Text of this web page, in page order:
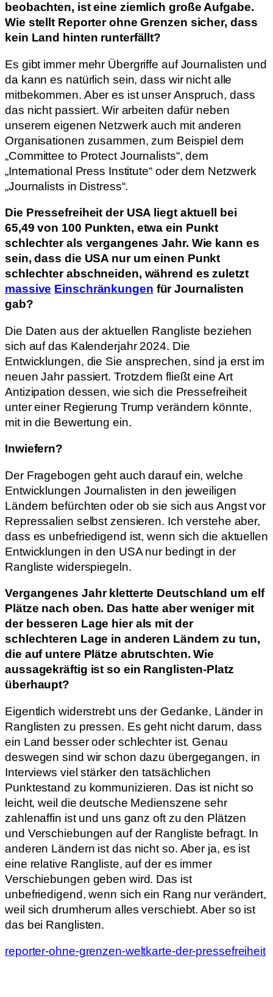
beobachten, ist eine ziemlich große Aufgabe.
Wie stellt Reporter ohne Grenzen sicher, dass
kein Land hinten runterfällt?
Es gibt immer mehr Übergriffe auf Journalisten und
da kann es natürlich sein, dass wir nicht alle
mitbekommen. Aber es ist unser Anspruch, dass
das nicht passiert. Wir arbeiten dafür neben
unserem eigenen Netzwerk auch mit anderen
Organisationen zusammen, zum Beispiel dem
„Committee to Protect Journalists“, dem
„International Press Institute“ oder dem Netzwerk
„Journalists in Distress“.
Die Pressefreiheit der USA liegt aktuell bei
65,49 von 100 Punkten, etwa ein Punkt
schlechter als vergangenes Jahr. Wie kann es
sein, dass die USA nur um einen Punkt
schlechter abschneiden, während es zuletzt
massive Einschränkungen für Journalisten
gab?
Die Daten aus der aktuellen Rangliste beziehen
sich auf das Kalenderjahr 2024. Die
Entwicklungen, die Sie ansprechen, sind ja erst im
neuen Jahr passiert. Trotzdem fließt eine Art
Antizipation dessen, wie sich die Pressefreiheit
unter einer Regierung Trump verändern könnte,
mit in die Bewertung ein.
Inwiefern?
Der Fragebogen geht auch darauf ein, welche
Entwicklungen Journalisten in den jeweiligen
Ländern befürchten oder ob sie sich aus Angst vor
Repressalien selbst zensieren. Ich verstehe aber,
dass es unbefriedigend ist, wenn sich die aktuellen
Entwicklungen in den USA nur bedingt in der
Rangliste widerspiegeln.
Vergangenes Jahr kletterte Deutschland um elf
Plätze nach oben. Das hatte aber weniger mit
der besseren Lage hier als mit der
schlechteren Lage in anderen Ländern zu tun,
die auf untere Plätze abrutschten. Wie
aussagekräftig ist so ein Ranglisten-Platz
überhaupt?
Eigentlich widerstrebt uns der Gedanke, Länder in
Ranglisten zu pressen. Es geht nicht darum, dass
ein Land besser oder schlechter ist. Genau
deswegen sind wir schon dazu übergegangen, in
Interviews viel stärker den tatsächlichen
Punktestand zu kommunizieren. Das ist nicht so
leicht, weil die deutsche Medienszene sehr
zahlenaffin ist und uns ganz oft zu den Plätzen
und Verschiebungen auf der Rangliste befragt. In
anderen Ländern ist das nicht so. Aber ja, es ist
eine relative Rangliste, auf der es immer
Verschiebungen geben wird. Das ist
unbefriedigend, wenn sich ein Rang nur verändert,
weil sich drumherum alles verschiebt. Aber so ist
das bei Ranglisten.
reporter-ohne-grenzen-weltkarte-der-pressefreiheit